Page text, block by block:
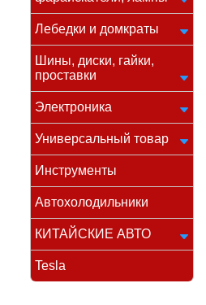
Лебедки и домкраты
Шины, диски, гайки,
проставки
Электроника
Универсальный товар
Инструменты
Автохолодильники
КИТАЙСКИЕ АВТО
Tesla